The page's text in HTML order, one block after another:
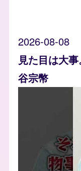
2026-08-08
見た目は大
谷宗幣